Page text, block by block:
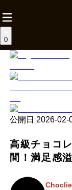
0
公開日 2026-02-
高級チョコ
間！満足感
Choclie